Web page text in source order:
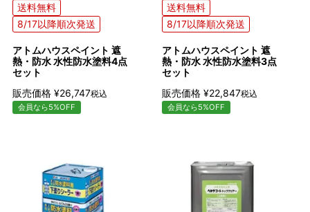
送料無料
8/17以降順次発送
アトムハウスペイント 遮
熱・防水 水性防水塗料4点
セット
販売価格 ¥26,747税込
会員なら5%OFF
送料無料
8/17以降順次発送
アトムハウスペイント 遮
熱・防水 水性防水塗料3点
セット
販売価格 ¥22,847税込
会員なら5%OFF